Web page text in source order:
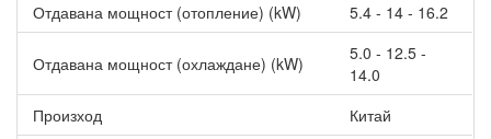
Отдавана мощност (отопление) (kW)
5.4 - 14 - 16.2
Отдавана мощност (охлаждане) (kW)
5.0 - 12.5 -
14.0
Произход
Китай